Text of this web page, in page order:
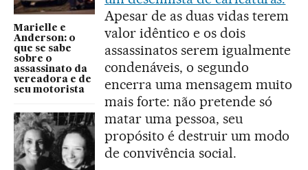
Marielle e
Anderson: o
que se sabe
sobre o
assassinato da
vereadora e de
seu motorista
Apesar de as duas vidas terem
valor idêntico e os dois
assassinatos serem igualmente
condenáveis, o segundo
encerra uma mensagem muito
mais forte: não pretende só
matar uma pessoa, seu
propósito é destruir um modo
de convivência social.